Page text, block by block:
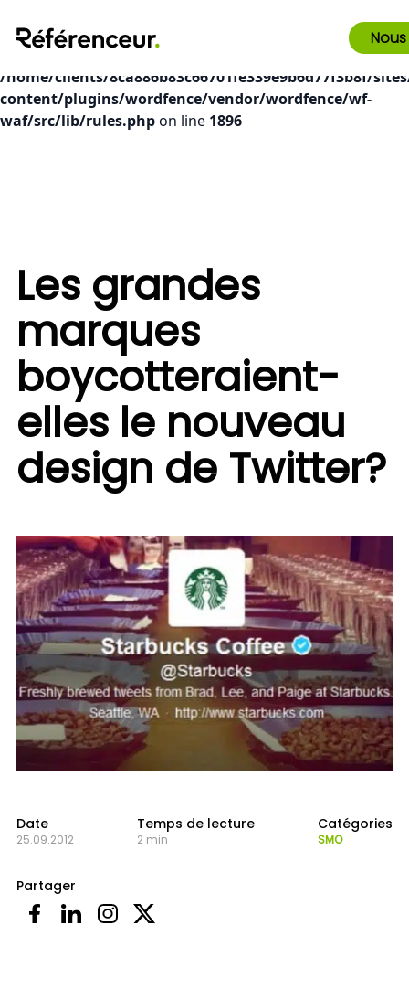
Deprecated: preg_replace(): Passing null to parameter #3
($subject) of type array|string is deprecated in
/home/clients/8ca886b83c66701fe339e9b6d77f3b8f/
content/plugins/wordfence/vendor/wordfence/wf-
waf/src/lib/rules.phpon line 1896
Les grandes
marques
boycotteraient-
elles le nouveau
design de Twitter?
Date
25.09.2012
Temps de lecture
2 min
Catégories
SMO
Partager